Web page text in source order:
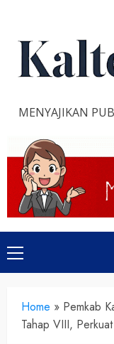
content
MENYAJIKAN
Primary
Menu
Home » Pemkab
Tahap VIII,